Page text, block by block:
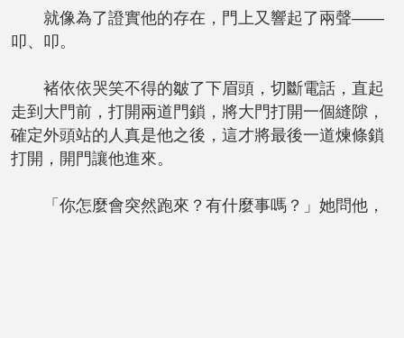
就像為了證實他的存在，門上又響起了兩聲——
叩、叩。
褚依依哭笑不得的皺了下眉頭，切斷電話，直起
走到大門前，打開兩道門鎖，將大門打開一個縫隙，
確定外頭站的人真是他之後，這才將最後一道煉條鎖
打開，開門讓他進來。
「你怎麼會突然跑來？有什麼事嗎？」她問他，